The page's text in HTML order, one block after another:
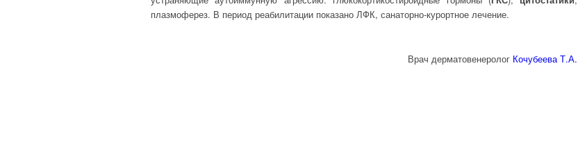
плазмоферез. В период реабилитации показано ЛФК, санаторно-курортное лечение.
Врач дерматовенеролог Кочубеева Т.А.